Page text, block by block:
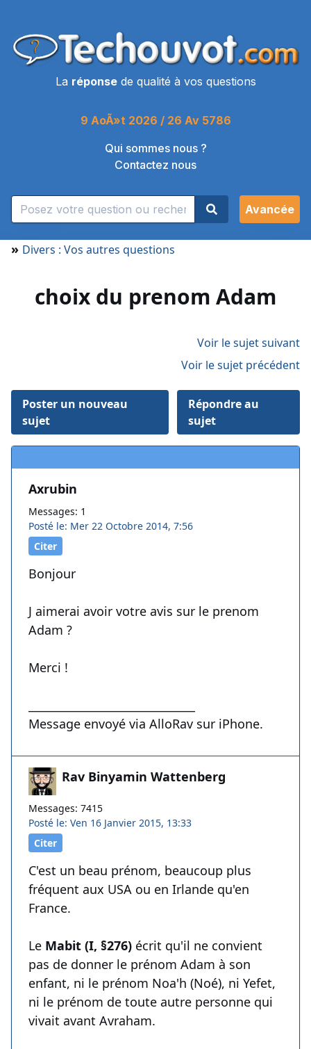
La réponsede qualité à vos questions
9 AoÃ»t 2026 / 26 Av 5786
Qui sommes nous ?
Contactez nous
Avancée
» Divers : Vos autres questions
choix du prenom Adam
Voir le sujet suivant
Voir le sujet précédent
Poster un nouveau
sujet
Répondre au
sujet
Axrubin
Messages: 1
Posté le: Mer 22 Octobre 2014, 7:56
Citer
Bonjour
J aimerai avoir votre avis sur le prenom
Adam ?
Merci !
Message envoyé via AlloRav sur iPhone.
Rav Binyamin Wattenberg
Messages: 7415
Posté le: Ven 16 Janvier 2015, 13:33
Citer
C'est un beau prénom, beaucoup plus
fréquent aux USA ou en Irlande qu'en
France.
Le Mabit (I, §276) écrit qu'il ne convient
pas de donner le prénom Adam à son
enfant, ni le prénom Noa'h (Noé), ni Yefet,
ni le prénom de toute autre personne qui
vivait avant Avraham.